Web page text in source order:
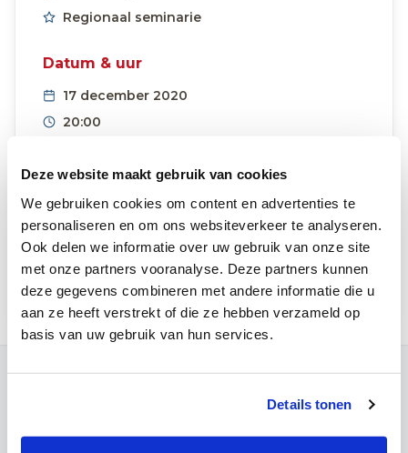
Deze website maakt gebruik van cookies
We gebruiken cookies om content en advertenties te
personaliseren en om ons websiteverkeer te analyseren.
Ook delen we informatie over uw gebruik van onze site
met onze partners vooranalyse. Deze partners kunnen
deze gegevens combineren met andere informatie die u
aan ze heeft verstrekt of die ze hebben verzameld op
basis van uw gebruik van hun services.
Details tonen
Regionaal seminarie
Datum & uur
17 december 2020
20:00
Toevoegen aan kalender
Google Calendar
Microsoft Outlook
Apple Calendar
Overige (.ics)
Maria Theresiastraat 63 A